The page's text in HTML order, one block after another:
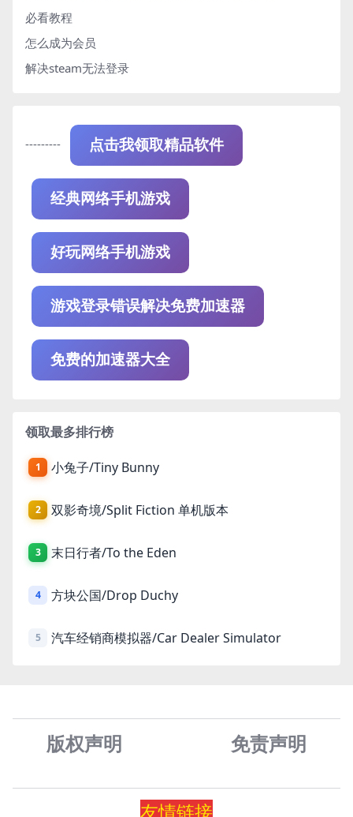
必看教程
怎么成为会员
解决steam无法登录
--------- 点击我领取精品软件
经典网络手机游戏
好玩网络手机游戏
游戏登录错误解决免费加速器
免费的加速器大全
领取最多排行榜
1 小兔子/Tiny Bunny
2 双影奇境/Split Fiction 单机版本
3 末日行者/To the Eden
4 方块公国/Drop Duchy
5 汽车经销商模拟器/Car Dealer Simulator
版权声明 免责声明
友情链接